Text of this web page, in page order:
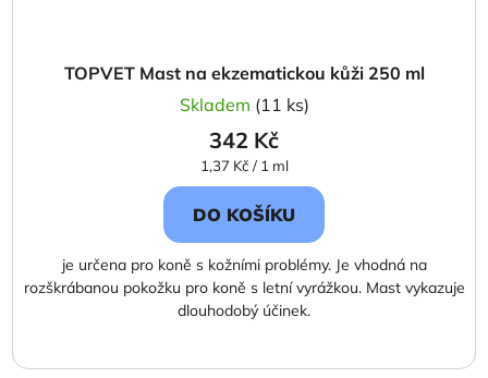
TOPVET Mast na ekzematickou kůži 250 ml
Skladem (11 ks)
342 Kč
Měrná
cena:
1,37 Kč / 1 ml
DO KOŠÍKU
je určena pro koně s kožními problémy. Je vhodná na
rozškrábanou pokožku pro koně s letní vyrážkou. Mast vykazuje
dlouhodobý účinek.